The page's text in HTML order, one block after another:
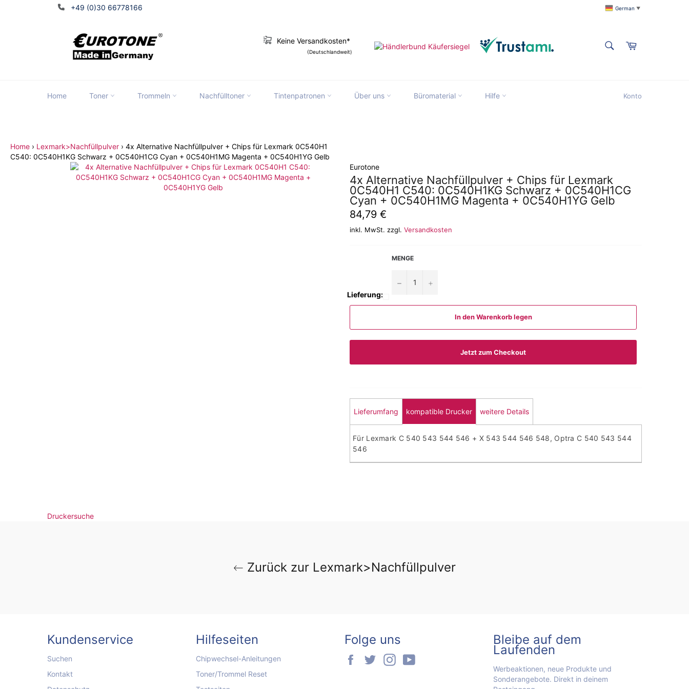
+49 (0)30 66778166 German ▼
Keine Versandkosten*
(Deutschlandweit)
Warenkorb
Home Toner Trommeln Nachfülltoner Tintenpatronen Über uns Büromaterial Hilfe Konto
Home › Lexmark>Nachfüllpulver › 4x Alternative Nachfüllpulver + Chips für Lexmark 0C540H1
C540: 0C540H1KG Schwarz + 0C540H1CG Cyan + 0C540H1MG Magenta + 0C540H1YG Gelb
Eurotone
4x Alternative Nachfüllpulver + Chips für Lexmark
0C540H1 C540: 0C540H1KG Schwarz + 0C540H1CG
Cyan + 0C540H1MG Magenta + 0C540H1YG Gelb
Normaler
Preis
84,79 €
inkl. MwSt. zzgl. Versandkosten
Lieferung:
MENGE
− +
In den Warenkorb legen
Jetzt zum Checkout
Lieferumfang kompatible Drucker weitere Details
Für Lexmark C 540 543 544 546 + X 543 544 546 548, Optra C 540 543 544
546
Druckersuche
Zurück zur Lexmark>Nachfüllpulver
Kundenservice
Suchen
Kontakt
Hilfeseiten
Chipwechsel-Anleitungen
Toner/Trommel Reset
Folge uns
Facebook
TwitterInstagram
Bleibe auf dem
Laufenden
Werbeaktionen, neue Produkte und
Sonderangebote. Direkt in deinem